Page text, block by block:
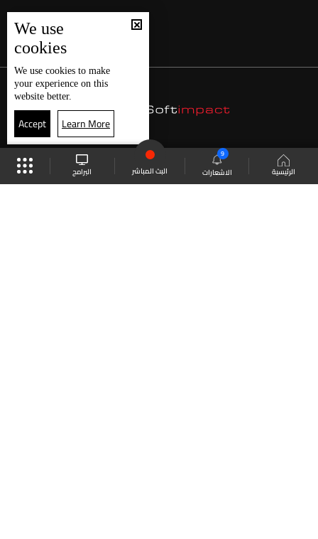
الرئيسية الاشعارات
9
البث المباشر البرامج
We use
cookies
We use cookies to make
your experience on this
website better.
Accept Learn More
موقع البرامج الجدول البث المباشر